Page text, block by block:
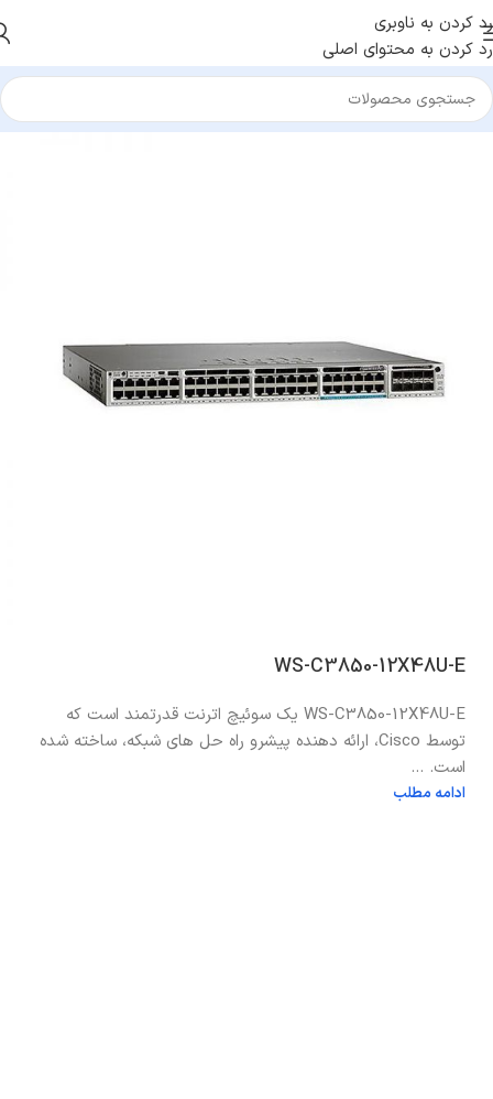
رد کردن به ناوبری
رد کردن به محتوای اصلی
WS-C3850-12X48U-E
WS-C3850-12X48U-E یک سوئیچ اترنت قدرتمند است که
توسط Cisco، ارائه دهنده پیشرو راه حل های شبکه، ساخته شده
است. ...
ادامه مطلب